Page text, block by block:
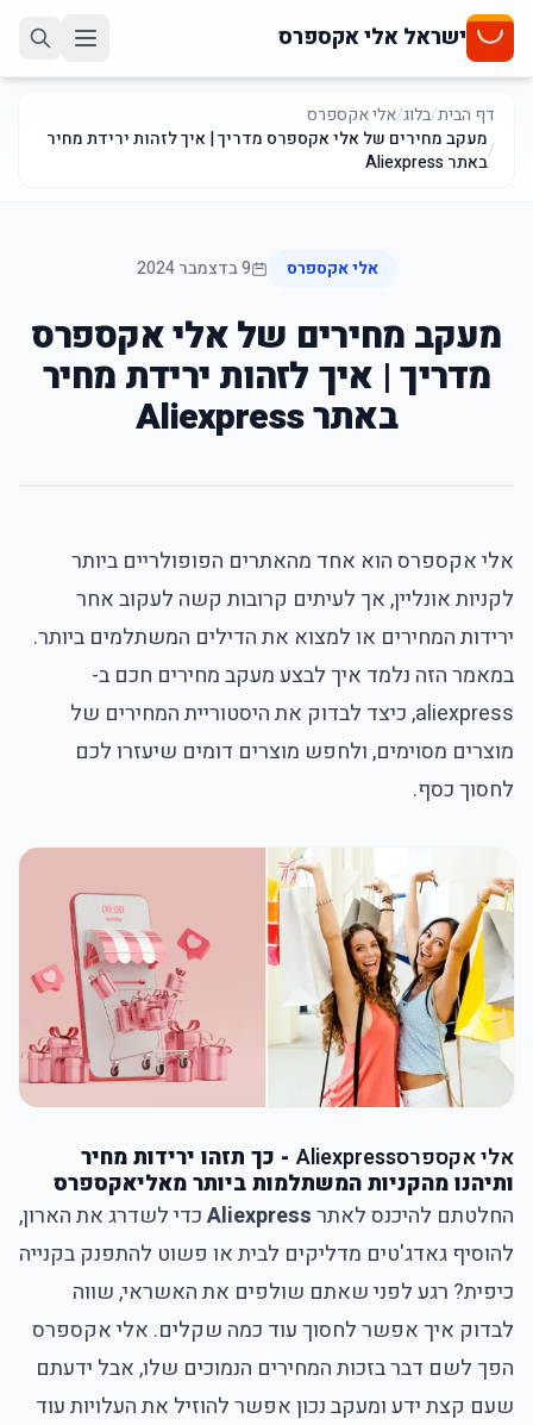
ישראל אלי אקספרס
דף הבית/בלוג/אלי אקספרס
/מעקב מחירים של אלי אקספרס מדריך | איך לזהות ירידת מחיר
באתר Aliexpress
אלי אקספרס 9 בדצמבר 2024
מעקב מחירים של אלי אקספרס
מדריך | איך לזהות ירידת מחיר
באתר Aliexpress
אלי אקספרס הוא אחד מהאתרים הפופולריים ביותר
לקניות אונליין, אך לעיתים קרובות קשה לעקוב אחר
ירידות המחירים או למצוא את הדילים המשתלמים ביותר.
במאמר הזה נלמד איך לבצע מעקב מחירים חכם ב-
aliexpress, כיצד לבדוק את היסטוריית המחירים של
מוצרים מסוימים, ולחפש מוצרים דומים שיעזרו לכם
לחסוך כסף.
אלי אקספרסAliexpress - כך תזהו ירידות מחיר
ותיהנו מהקניות המשתלמות ביותר מאליאקספרס
החלטתם להיכנס לאתרAliexpressכדי לשדרג את הארון,
להוסיף גאדג'טים מדליקים לבית או פשוט להתפנק בקנייה
כיפית? רגע לפני שאתם שולפים את האשראי, שווה
לבדוק איך אפשר לחסוך עוד כמה שקלים. אלי אקספרס
הפך לשם דבר בזכות המחירים הנמוכים שלו, אבל ידעתם
שעם קצת ידע ומעקב נכון אפשר להוזיל את העלויות עוד